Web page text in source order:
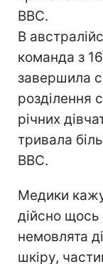
ВВС.
В
команда з
завершила
розділення
річних
тривала
ВВС.
Медики
дійсно
немовлята
шкіру,